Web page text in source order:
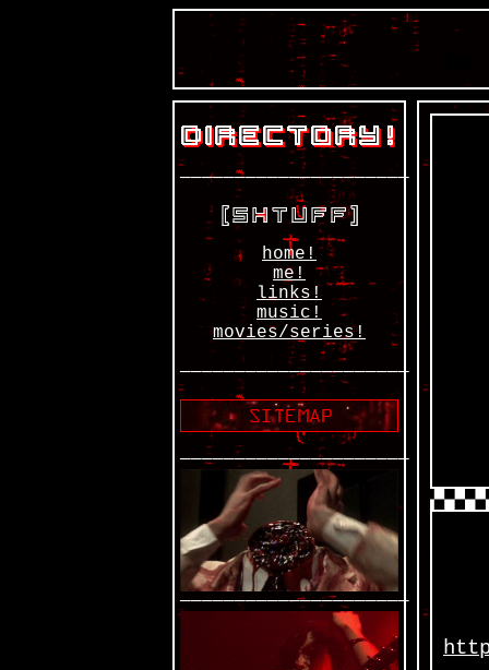
—————————————————————
home!
me!
links!
music!
movies/series!
—————————————————————
—————————————————————
—————————————————————